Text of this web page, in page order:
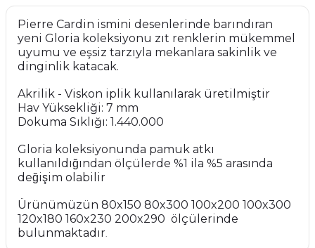
Pierre Cardin ismini desenlerinde barındıran
yeni Gloria koleksiyonu zıt renklerin mükemmel
uyumu ve eşsiz tarzıyla mekanlara sakinlik ve
dinginlik katacak.
Akrilik - Viskon iplik kullanılarak üretilmiştir
Hav Yüksekliği: 7 mm
Dokuma Sıklığı: 1.440.000
Gloria koleksiyonunda pamuk atkı
kullanıldığından ölçülerde %1 ila %5 arasında
değişim olabilir
Ürünümüzün 80x150 80x300 100x200 100x300
120x180 160x230 200x290 ölçülerinde
bulunmaktadır.